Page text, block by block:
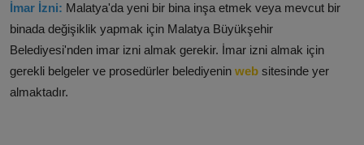
İmar İzni: Malatya'da yeni bir bina inşa etmek veya mevcut bir
binada değişiklik yapmak için Malatya Büyükşehir
Belediyesi'nden imar izni almak gerekir. İmar izni almak için
gerekli belgeler ve prosedürler belediyenin web sitesinde yer
almaktadır.